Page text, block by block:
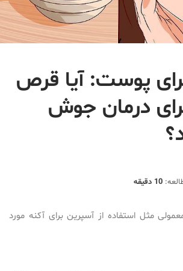
پوست: آیا قرص
درمان جوش
2021-
10 دقیقه
مثل استفاده از آسپرین برای آکنه مورد